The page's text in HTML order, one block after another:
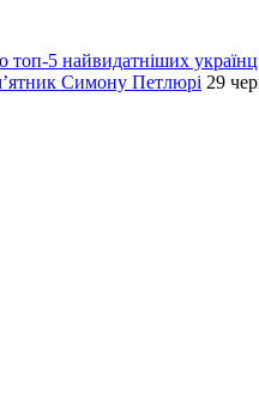
5 найвидатніших
Симону Петлюрі 29